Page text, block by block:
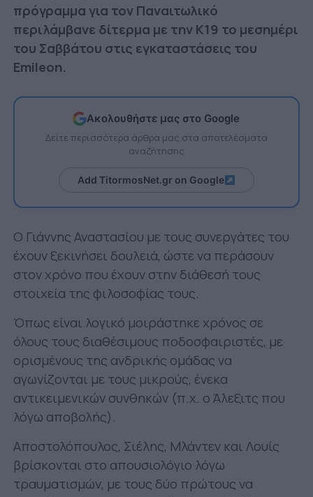
πρόγραμμα για τον Παναιτωλικό
περιλάμβανε δίτερμα με την Κ19 το μεσημέρι
του Σαββάτου στις εγκαταστάσεις του
Emileon.
Ακολουθήστε μας στο Google
Δείτε περισσότερα άρθρα μας στα αποτελέσματα
αναζήτησης
Add TitormosNet.gr on Google
Ο Γιάννης Αναστασίου με τους συνεργάτες του
έχουν ξεκινήσει δουλειά, ώστε να περάσουν
στον χρόνο που έχουν στην διάθεσή τους
στοιχεία της φιλοσοφίας τους.
Όπως είναι λογικό μοιράστηκε χρόνος σε
όλους τους διαθέσιμους ποδοσφαιριστές, με
ορισμένους της ανδρικής ομάδας να
αγωνίζονται με τους μικρούς, ένεκα
αντικειμενικών συνθηκών (π.χ. ο Άλεξιτς που
λόγω αποβολής).
Αποστολόπουλος, Σιέλης, Μλάντεν και Λουίς
βρίσκονται στο απουσιολόγιο λόγω
τραυματισμών, με τους δύο πρώτους να